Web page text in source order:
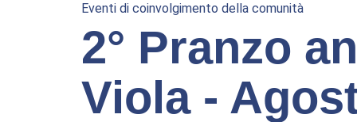
Eventi di coinvolgimento della comunità
2° Pranzo
Viola -